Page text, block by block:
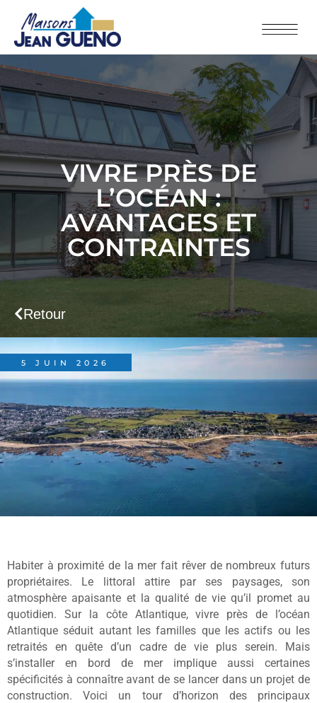
VIVRE PRÈS DE
L’OCÉAN :
AVANTAGES ET
CONTRAINTES
Retour
5 JUIN 2026
Habiter à proximité de la mer fait rêver de nombreux futurs
propriétaires. Le littoral attire par ses paysages, son
atmosphère apaisante et la qualité de vie qu’il promet au
quotidien. Sur la côte Atlantique, vivre près de l’océan
Atlantique séduit autant les familles que les actifs ou les
retraités en quête d’un cadre de vie plus serein. Mais
s’installer en bord de mer implique aussi certaines
spécificités à connaître avant de se lancer dans un projet de
construction. Voici un tour d’horizon des principaux